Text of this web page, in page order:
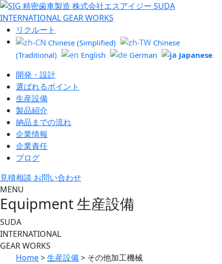
リクルート
Chinese (Simplified)
Chinese
(Traditional)
English German Japanese
開発・設計
選ばれるポイント
生産設備
製品紹介
納品までの流れ
企業情報
企業責任
ブログ
見積相談 お問い合わせ
MENU
Equipment生産設備
SUDA
INTERNATIONAL
GEAR WORKS
Home>生産設備> その他加工機械